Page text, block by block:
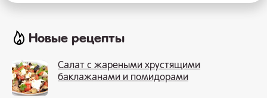
Новые рецепты
Салат с жареными хрустящими
баклажанами и помидорами